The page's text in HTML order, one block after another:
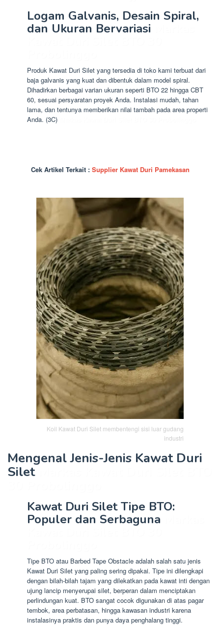
Logam Galvanis, Desain Spiral,
dan Ukuran Bervariasi
Produk Kawat Duri Silet yang tersedia di toko kami terbuat dari
baja galvanis yang kuat dan dibentuk dalam model spiral.
Dihadirkan berbagai varian ukuran seperti BTO 22 hingga CBT
60, sesuai persyaratan proyek Anda. Instalasi mudah, tahan
lama, dan tentunya memberikan nilai tambah pada area properti
Anda. (3C)
Cek Artikel Terkait : Supplier Kawat Duri Pamekasan
Koil Kawat Duri Silet membentengi sisi luar gudang
industri
Mengenal Jenis-Jenis Kawat Duri
Silet
Kawat Duri Silet Tipe BTO:
Populer dan Serbaguna
Tipe BTO atau Barbed Tape Obstacle adalah salah satu jenis
Kawat Duri Silet yang paling sering dipakai. Tipe ini dilengkapi
dengan bilah-bilah tajam yang dilekatkan pada kawat inti dengan
ujung lancip menyerupai silet, berperan dalam menciptakan
perlindungan kuat. BTO sangat cocok digunakan di atas pagar
tembok, area perbatasan, hingga kawasan industri karena
instalasinya praktis dan punya daya penghalang tinggi.